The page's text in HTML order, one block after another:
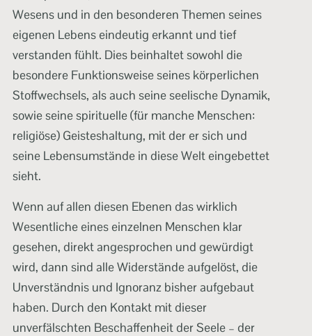
Wesens und in den besonderen Themen seines
eigenen Lebens eindeutig erkannt und tief
verstanden fühlt. Dies beinhaltet sowohl die
besondere Funktionsweise seines körperlichen
Stoffwechsels, als auch seine seelische Dynamik,
sowie seine spirituelle (für manche Menschen:
religiöse) Geisteshaltung, mit der er sich und
seine Lebensumstände in diese Welt eingebettet
sieht.
Wenn auf allen diesen Ebenen das wirklich
Wesentliche eines einzelnen Menschen klar
gesehen, direkt angesprochen und gewürdigt
wird, dann sind alle Widerstände aufgelöst, die
Unverständnis und Ignoranz bisher aufgebaut
haben. Durch den Kontakt mit dieser
unverfälschten Beschaffenheit der Seele – der